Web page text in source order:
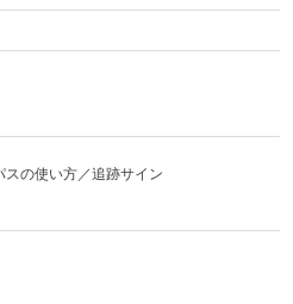
の使い方／追跡サイン